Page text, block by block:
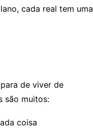
cada real tem uma
de viver de
são muitos:
coisa